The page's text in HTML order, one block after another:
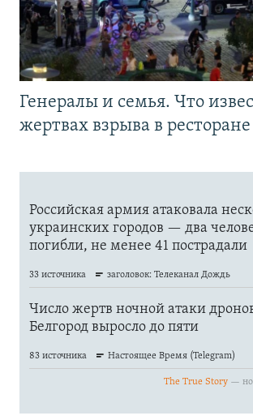
Генералы и семья. Что
жертвах взрыва в